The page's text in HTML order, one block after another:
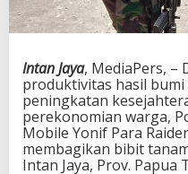
Intan Jaya, MediaPers, –
produktivitas hasil
peningkatan
perekonomian warga,
Mobile Yonif Para
membagikan bibit
Intan Jaya, Prov. Papua